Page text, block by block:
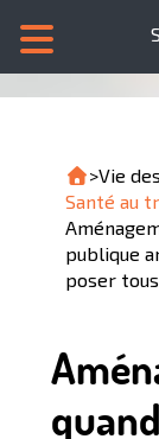
>Vie
Santé au
publique
poser